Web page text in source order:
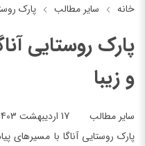
خانه سایر مطالب پارک
پارک روستایی
و زیبا
سایر مطالب 17 اردیبهشت 1403
پارک روستایی آناگا با مسیرهای